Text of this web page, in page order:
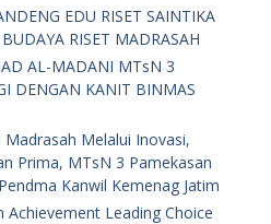
EDU RISET SAINTIKA
RISET MADRASAH
AL-MADANI MTsN 3
DENGAN KANIT BINMAS
Melalui Inovasi,
Prima, MTsN 3 Pamekasan
Kanwil Kemenag Jatim
Achievement Leading Choice